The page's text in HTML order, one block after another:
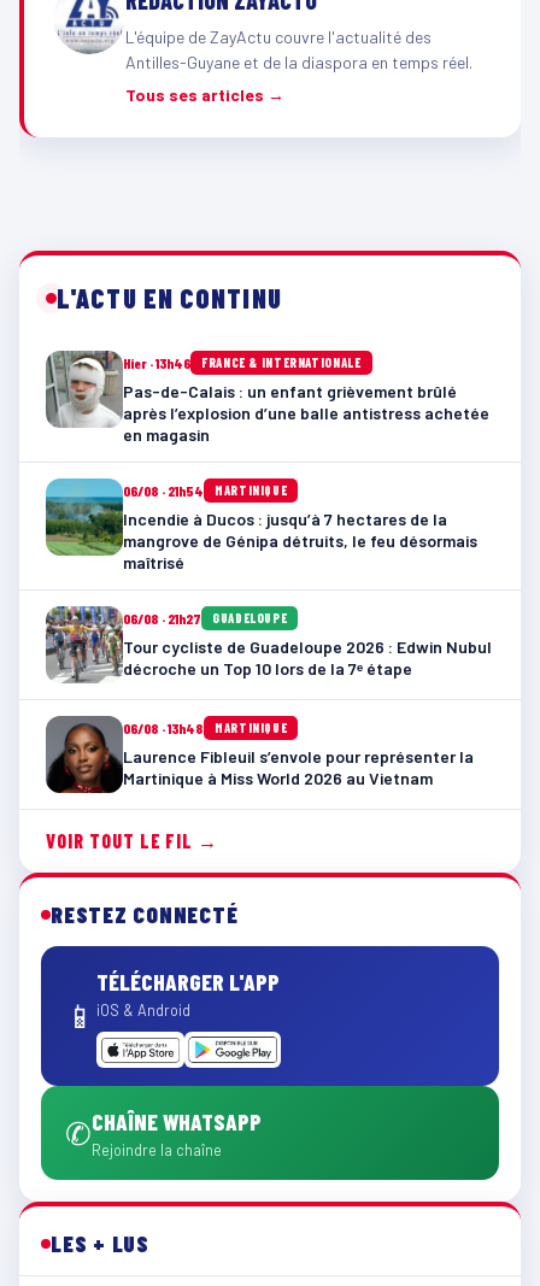
L'équipe de ZayActu couvre l'actualité des
Antilles-Guyane et de la diaspora en temps réel.
Tous ses articles →
L'ACTU EN CONTINU
Hier · 13h46 FRANCE & INTERNATIONALE
Pas-de-Calais : un enfant grièvement brûlé
après l’explosion d’une balle antistress achetée
en magasin
06/08 · 21h54 MARTINIQUE
Incendie à Ducos : jusqu’à 7 hectares de la
mangrove de Génipa détruits, le feu désormais
maîtrisé
06/08 · 21h27 GUADELOUPE
Tour cycliste de Guadeloupe 2026 : Edwin Nubul
décroche un Top 10 lors de la 7ᵉ étape
06/08 · 13h48 MARTINIQUE
Laurence Fibleuil s’envole pour représenter la
Martinique à Miss World 2026 au Vietnam
VOIR TOUT LE FIL →
RESTEZ CONNECTÉ
📱
TÉLÉCHARGER L'APP
iOS & Android
✆CHAÎNE WHATSAPP
Rejoindre la chaîne
LES + LUS